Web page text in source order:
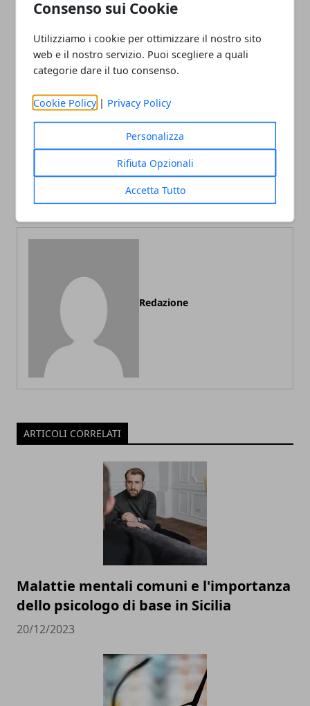
Consenso sui Cookie
Utilizziamo i cookie per ottimizzare il nostro sito
web e il nostro servizio. Puoi scegliere a quali
categorie dare il tuo consenso.
Cookie Policy | Privacy Policy
Personalizza
Rifiuta Opzionali
Accetta Tutto
Facebook
TwitterWhatsapp
Mondo del lavoro e
competenze linguistiche:
le lingue più richieste oltre
Corso per addetto ai lavori
Redazione
ARTICOLI CORRELATI
Malattie mentali comuni e l'importanza
dello psicologo di base in Sicilia
20/12/2023